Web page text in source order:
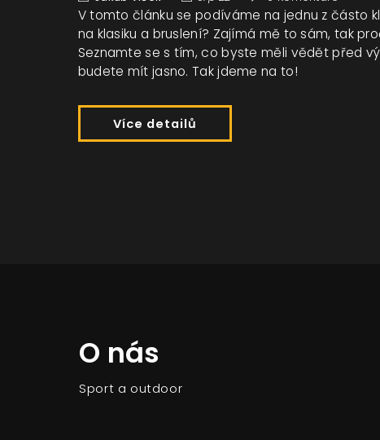
V tomto článku se podíváme na jednu z částo
na klasiku a bruslení? Zajímá mě to sám, tak
Seznamte se s tím, co byste měli vědět před
budete mít jasno. Tak jdeme na to!
Více detailů
O nás
Sport a outdoor